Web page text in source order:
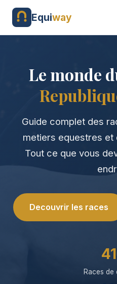
Equiway
Le monde
Guide complet des
metiers equestres et
Tout ce que vous
Decouvrir les races
Races de